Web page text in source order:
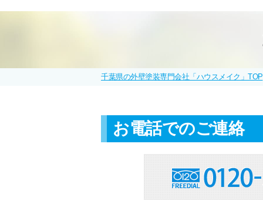
千葉県の外壁塗装専門会社「ハウスメイク」TOP
お電話でのご連絡